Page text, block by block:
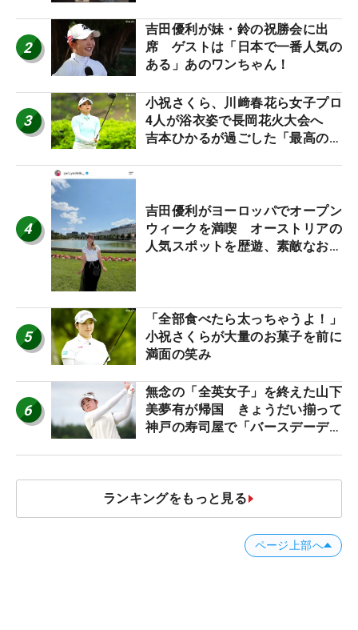
2
吉田優利が妹・鈴の祝勝会に出
席 ゲストは「日本で一番人気の
ある」あのワンちゃん！
3
小祝さくら、川﨑春花ら女子プロ
4人が浴衣姿で長岡花火大会へ
吉本ひかるが過ごした「最高の夏
4
吉田優利がヨーロッパでオープン
ウィークを満喫 オーストリアの
人気スポットを歴遊、素敵なお土
5
「全部食べたら太っちゃうよ！」
小祝さくらが大量のお菓子を前に
満面の笑み
6
無念の「全英女子」を終えた山下
美夢有が帰国 きょうだい揃って
神戸の寿司屋で「バースデーディ
ランキングをもっと見る
ページ上部へ